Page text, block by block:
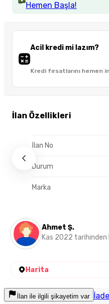
Hemen Başla!
Acil kredi mi lazım?
Kredi fırsatlarını hemen
İlan Özellikleri
İlan No
Durum
Marka
Ahmet Ş.
Kas 2022 tarihinden
Harita
İlan ile ilgili şikayetim var